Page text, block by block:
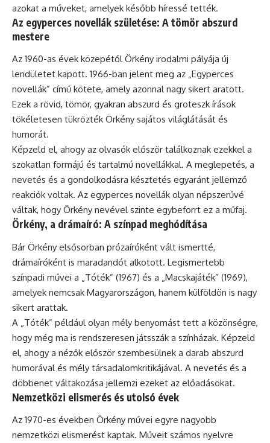
azokat a műveket, amelyek később híressé tették.
Az egyperces novellák születése: A tömör abszurd
mestere
Az 1960-as évek közepétől Örkény irodalmi pályája új
lendületet kapott. 1966-ban jelent meg az „Egyperces
novellák” című kötete, amely azonnal nagy sikert aratott.
Ezek a rövid, tömör, gyakran abszurd és groteszk írások
tökéletesen tükrözték Örkény sajátos világlátását és
humorát.
Képzeld el, ahogy az olvasók először találkoznak ezekkel a
szokatlan formájú és tartalmú novellákkal. A meglepetés, a
nevetés és a gondolkodásra késztetés egyaránt jellemző
reakciók voltak. Az egyperces novellák olyan népszerűvé
váltak, hogy Örkény nevével szinte egybeforrt ez a műfaj.
Örkény, a drámaíró: A színpad meghódítása
Bár Örkény elsősorban prózaíróként vált ismertté,
drámaíróként is maradandót alkotott. Legismertebb
színpadi művei a „Tóték” (1967) és a „Macskajáték” (1969),
amelyek nemcsak Magyarországon, hanem külföldön is nagy
sikert arattak.
A „Tóték” például olyan mély benyomást tett a közönségre,
hogy még ma is rendszeresen játsszák a színházak. Képzeld
el, ahogy a nézők először szembesülnek a darab abszurd
humorával és mély társadalomkritikájával. A nevetés és a
döbbenet váltakozása jellemzi ezeket az előadásokat.
Nemzetközi elismerés és utolsó évek
Az 1970-es években Örkény művei egyre nagyobb
nemzetközi elismerést kaptak. Műveit számos nyelvre